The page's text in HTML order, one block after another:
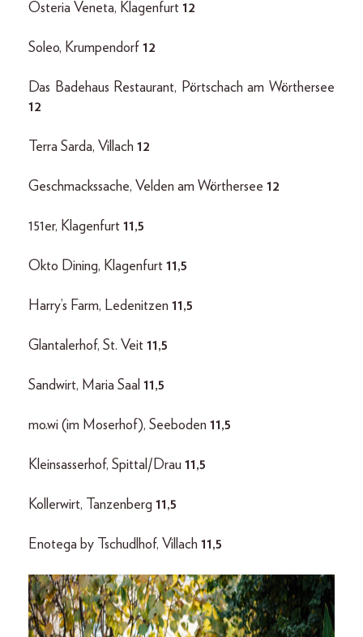
Osteria Veneta, Klagenfurt 12
Soleo, Krumpendorf 12
Das Badehaus Restaurant, Pörtschach am Wörthersee
12
Terra Sarda, Villach 12
Geschmackssache, Velden am Wörthersee 12
151er, Klagenfurt 11,5
Okto Dining, Klagenfurt 11,5
Harry’s Farm, Ledenitzen 11,5
Glantalerhof, St. Veit 11,5
Sandwirt, Maria Saal 11,5
mo.wi (im Moserhof), Seeboden 11,5
Kleinsasserhof, Spittal/Drau 11,5
Kollerwirt, Tanzenberg 11,5
Enotega by Tschudlhof, Villach 11,5